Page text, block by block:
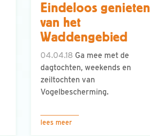
Eindeloos genieten
van het
Waddengebied
04.04.18 Ga mee met de
dagtochten, weekends en
zeiltochten van
Vogelbescherming.
lees meer